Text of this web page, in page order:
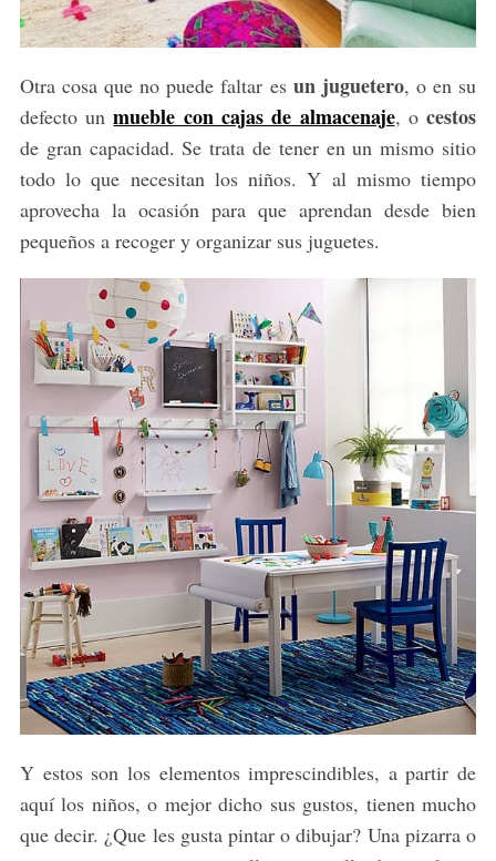
Otra cosa que no puede faltar es un juguetero, o en su
defecto unmueble con cajas de almacenaje, ocestos
de gran capacidad. Se trata de tener en un mismo sitio
todo lo que necesitan los niños. Y al mismo tiempo
aprovecha la ocasión para que aprendan desde bien
pequeños a recoger y organizar sus juguetes.
Y estos son los elementos imprescindibles, a partir de
aquí los niños, o mejor dicho sus gustos, tienen mucho
que decir. ¿Que les gusta pintar o dibujar? Una pizarra o